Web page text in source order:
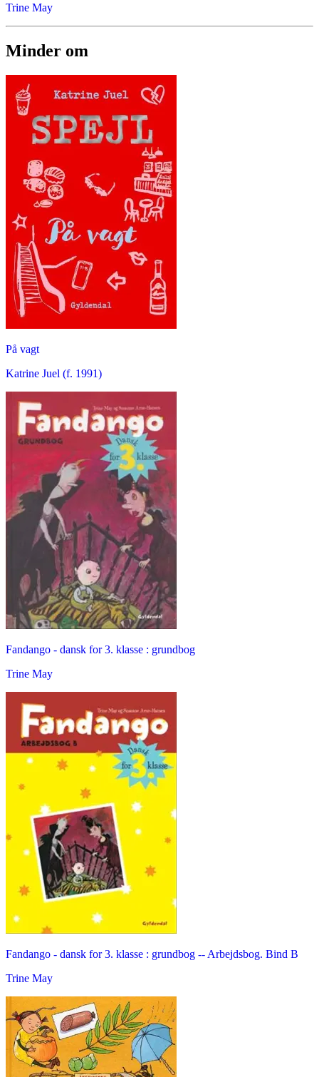
Trine May
Minder om
På vagt
Katrine Juel (f. 1991)
Fandango - dansk for 3. klasse : grundbog
Trine May
Fandango - dansk for 3. klasse : grundbog -- Arbejdsbog. Bind B
Trine May